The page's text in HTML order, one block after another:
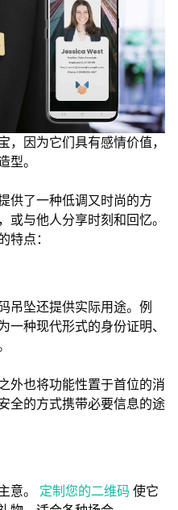
，因为它们具有感情价值，
型。
供了一种低调又时尚的方
或与他人分享时刻和回忆。
特点：
吊坠还提供实际用途。例
一种现代形式的身份证明、
外也将功能性置于首位的消
全的方式携带必要信息的途
意。 定制您的二维码 使它